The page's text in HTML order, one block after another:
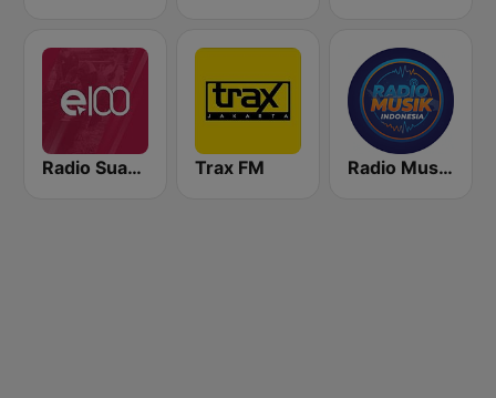
Radio Suara Surabaya Trax FM Radio Music Indonesia